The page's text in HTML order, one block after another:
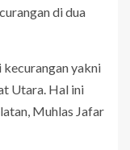
di dua
yakni
Utara. Hal ini
Muhlas Jafar